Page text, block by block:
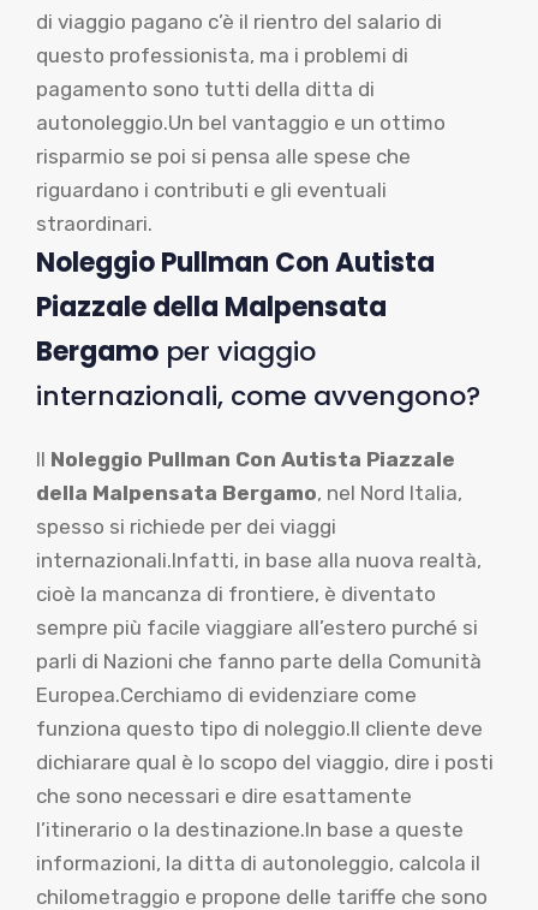
di viaggio pagano c’è il rientro del salario di
questo professionista, ma i problemi di
pagamento sono tutti della ditta di
autonoleggio.Un bel vantaggio e un ottimo
risparmio se poi si pensa alle spese che
riguardano i contributi e gli eventuali
straordinari.
Noleggio Pullman Con Autista
Piazzale della Malpensata
Bergamo per viaggio
internazionali, come avvengono?
Il Noleggio Pullman Con Autista Piazzale
della Malpensata Bergamo, nel Nord Italia,
spesso si richiede per dei viaggi
internazionali.Infatti, in base alla nuova realtà,
cioè la mancanza di frontiere, è diventato
sempre più facile viaggiare all’estero purché si
parli di Nazioni che fanno parte della Comunità
Europea.Cerchiamo di evidenziare come
funziona questo tipo di noleggio.Il cliente deve
dichiarare qual è lo scopo del viaggio, dire i posti
che sono necessari e dire esattamente
l’itinerario o la destinazione.In base a queste
informazioni, la ditta di autonoleggio, calcola il
chilometraggio e propone delle tariffe che sono